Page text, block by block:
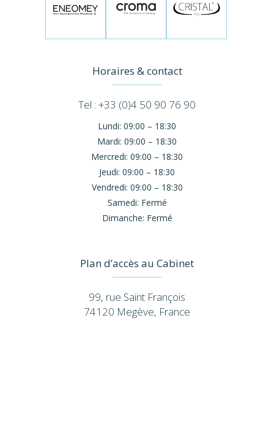
Horaires & contact
Tel : +33 (0)4 50 90 76 90
Lundi: 09:00 – 18:30
Mardi: 09:00 – 18:30
Mercredi: 09:00 – 18:30
Jeudi: 09:00 – 18:30
Vendredi: 09:00 – 18:30
Samedi: Fermé
Dimanche: Fermé
Plan d’accès au Cabinet
99, rue Saint François
74120 Megève, France